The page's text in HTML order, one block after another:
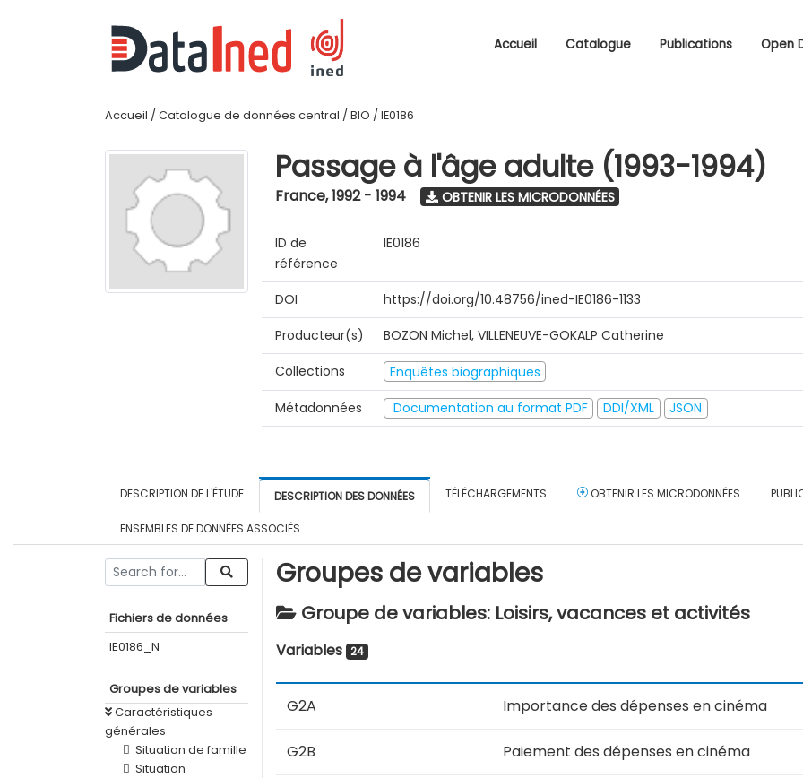
Accueil Catalogue Publications Open
Accueil / Catalogue de données central / BIO / IE0186
Passage à l'âge adulte (1993-1994)
France,1992 - 1994 OBTENIR LES MICRODONNÉES
ID de
référence
IE0186
DOI
https://doi.org/10.48756/ined-IE0186-1133
Producteur(s)
BOZON Michel, VILLENEUVE-GOKALP Catherine
Collections
Enquêtes biographiques
Métadonnées
Documentation au format PDF DDI/XML JSON
DESCRIPTION DE L'ÉTUDE DESCRIPTION DES DONNÉES TÉLÉCHARGEMENTS OBTENIR LES MICRODONNÉES
ENSEMBLES DE DONNÉES ASSOCIÉS
Fichiers de données
IE0186_N
Groupes de variables
Caractéristiques
générales
Situation de famille
Situation
Groupes de variables
Groupe de variables: Loisirs, vacances et activités
Variables 24
G2A Importance des dépenses en cinéma
G2B Paiement des dépenses en cinéma